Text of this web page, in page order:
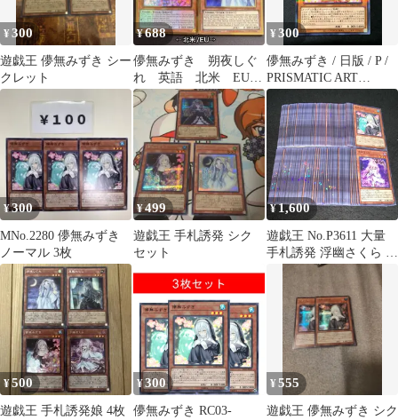
¥300
遊戯王 儚無みずき シー
クレット
¥688
儚無みずき 朔夜しぐ
れ 英語 北米 EU
1st プレミアムゴール
ド プレゴル
¥300
儚無みずき / 日版 / P /
PRISMATIC ART
COLLECTION / PAC1-
JP018 / ID:60643553
¥300
MNo.2280 儚無みずき
ノーマル 3枚
¥499
遊戯王 手札誘発 シク
セット
¥1,600
遊戯王 No.P3611 大量
手札誘発 浮幽さくら 儚
無みずき 各約100枚 計
約200枚
¥500
遊戯王 手札誘発娘 4枚
¥300
儚無みずき RC03-
¥555
遊戯王 儚無みずき シク